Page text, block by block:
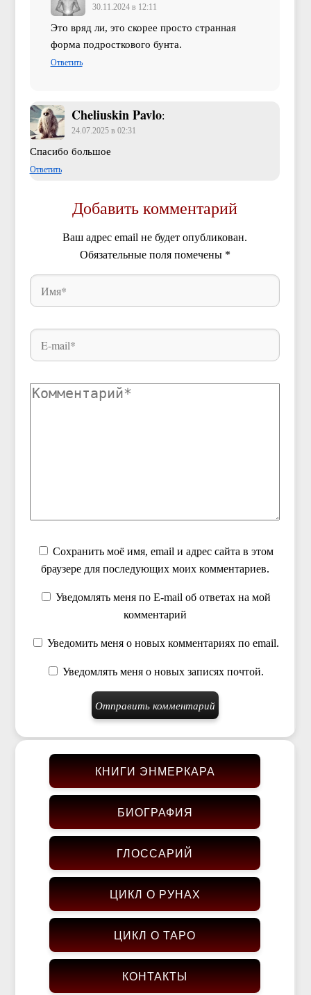
30.11.2024 в 12:11
Это вряд ли, это скорее просто странная
форма подросткового бунта.
Ответить
Cheliuskin Pavlo:
24.07.2025 в 02:31
Спасибо большое
Ответить
Добавить комментарий
Ваш адрес email не будет опубликован.
Обязательные поля помечены *
Сохранить моё имя, email и адрес сайта в этом
браузере для последующих моих комментариев.
Уведомлять меня по E-mail об ответах на мой
комментарий
Уведомить меня о новых комментариях по email.
Уведомлять меня о новых записях почтой.
КНИГИ ЭНМЕРКАРА
БИОГРАФИЯ
ГЛОССАРИЙ
ЦИКЛ О РУНАХ
ЦИКЛ О ТАРО
КОНТАКТЫ